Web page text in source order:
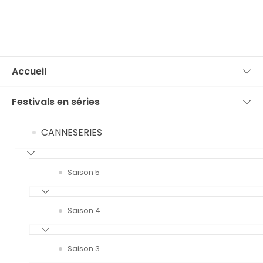
Accueil
Festivals en séries
CANNESERIES
Saison 5
Saison 4
Saison 3